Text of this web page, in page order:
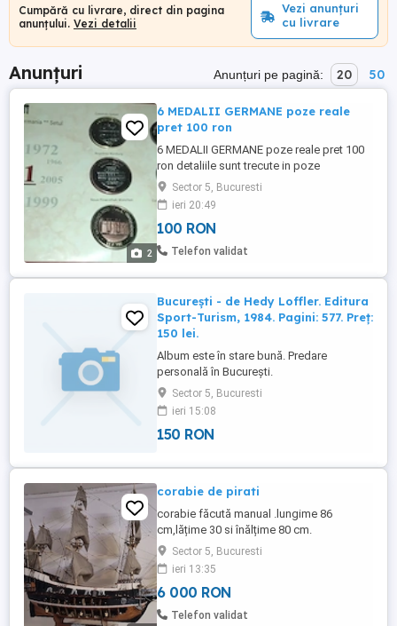
Cumpără cu livrare, direct din pagina
anunțului. Vezi detalii
Vezi anunțuri
cu livrare
Anunțuri Anunțuri pe pagină: 20 50
2
6 MEDALII GERMANE poze reale
pret 100 ron
6 MEDALII GERMANE poze reale pret 100
ron detaliile sunt trecute in poze
Sector 5, Bucuresti
ieri 20:49
100 RON
Telefon validat
București - de Hedy Loffler. Editura
Sport-Turism, 1984. Pagini: 577. Preț:
150 lei.
Album este în stare bună. Predare
personală în București.
Sector 5, Bucuresti
ieri 15:08
150 RON
corabie de pirati
corabie făcută manual .lungime 86
cm,lățime 30 si înălțime 80 cm.
Sector 5, Bucuresti
ieri 13:35
6 000 RON
Telefon validat